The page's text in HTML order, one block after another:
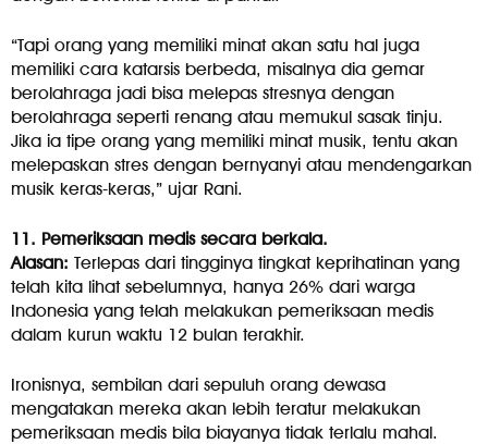
“Tapi orang yang memiliki minat akan satu hal juga
memiliki cara katarsis berbeda, misalnya dia gemar
berolahraga jadi bisa melepas stresnya dengan
berolahraga seperti renang atau memukul sasak tinju.
Jika ia tipe orang yang memiliki minat musik, tentu akan
melepaskan stres dengan bernyanyi atau mendengarkan
musik keras-keras,” ujar Rani.
11. Pemeriksaan medis secara berkala.
Alasan: Terlepas dari tingginya tingkat keprihatinan yang
telah kita lihat sebelumnya, hanya 26% dari warga
Indonesia yang telah melakukan pemeriksaan medis
dalam kurun waktu 12 bulan terakhir.
Ironisnya, sembilan dari sepuluh orang dewasa
mengatakan mereka akan lebih teratur melakukan
pemeriksaan medis bila biayanya tidak terlalu mahal.